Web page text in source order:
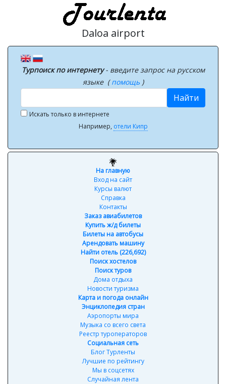
Daloa airport
Турпоиск по интернету- введите запрос на русском
языке (помощь )
Найти
Искать только в интернете
Например, отели Кипр
На главную
Вход на сайт
Курсы валют
Справка
Контакты
Заказ авиабилетов
Купить ж/д билеты
Билеты на автобусы
Арендовать машину
Найти отель (226,692)
Поиск хостелов
Поиск туров
Дома отдыха
Новости туризма
Карта и погода онлайн
Энциклопедия стран
Аэропорты мира
Музыка со всего света
Реестр туроператоров
Социальная сеть
Блог Турленты
Лучшие по рейтингу
Мы в соцсетях
Случайная лента